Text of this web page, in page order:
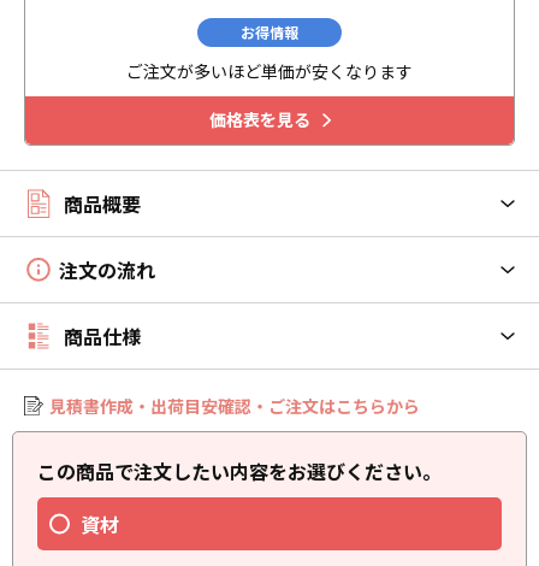
お得情報
ご注文が多いほど単価が安くなります
価格表を見る
商品概要
注文の流れ
商品仕様
見積書作成・出荷目安確認・ご注文はこちらから
この商品で注文したい内容をお選びください。
資材